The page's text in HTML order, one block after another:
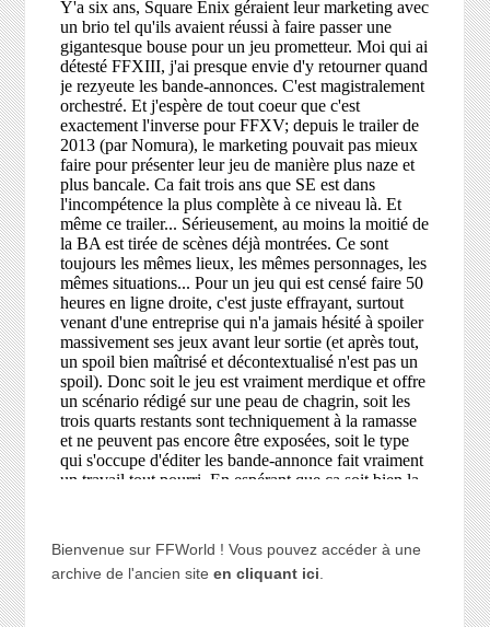
Bienvenue sur FFWorld ! Vous pouvez accéder à une
archive de l'ancien site en cliquant ici.